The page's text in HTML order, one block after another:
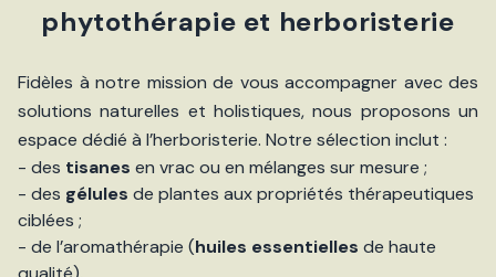
phytothérapie et herboristerie
Fidèles à notre mission de vous accompagner avec des
solutions naturelles et holistiques, nous proposons un
espace dédié à l’herboristerie. Notre sélection inclut :
- des tisanes en vrac ou en mélanges sur mesure ;
- des gélules de plantes aux propriétés thérapeutiques
ciblées ;
- de l’aromathérapie (huiles essentielles de haute